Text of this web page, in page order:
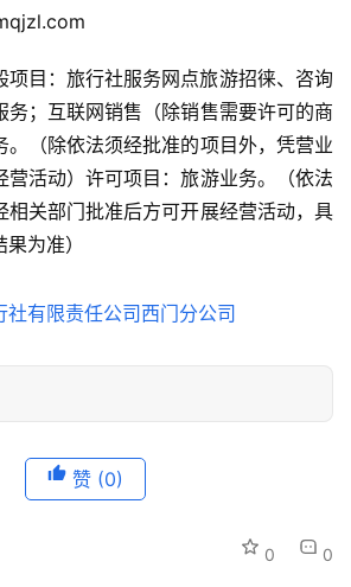
项目：旅行社服务网点旅游招徕、咨询
务；互联网销售（除销售需要许可的商
。（除依法须经批准的项目外，凭营业
营活动）许可项目：旅游业务。（依法
相关部门批准后方可开展经营活动，具
为准）
赞 (0)
0 0